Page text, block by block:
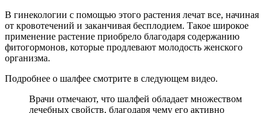
В гинекологии с помощью этого растения лечат все, начиная
от кровотечений и заканчивая бесплодием. Такое широкое
применение растение приобрело благодаря содержанию
фитогормонов, которые продлевают молодость женского
организма.
Подробнее о шалфее смотрите в следующем видео.
Врачи отмечают, что шалфей обладает множеством
лечебных свойств, благодаря чему его активно